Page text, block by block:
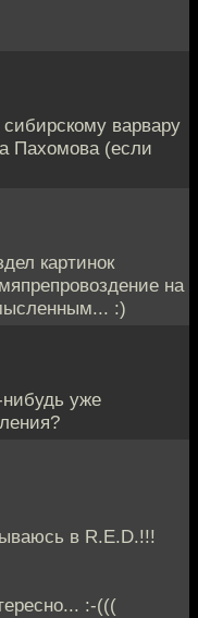
варвару
Пахомова (если
картинок
на
:)
уже
в R.E.D.!!!
:-(((